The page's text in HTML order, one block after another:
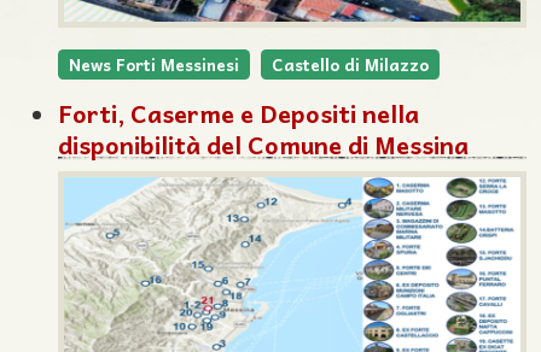
News Forti Messinesi Castello di Milazzo
Forti, Caserme e Depositi nella
disponibilità del Comune di Messina